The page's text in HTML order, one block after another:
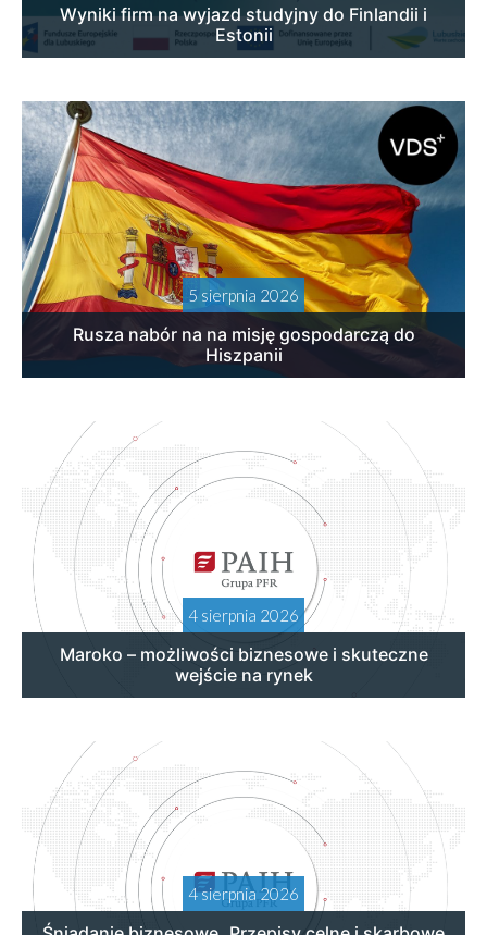
Wyniki firm na wyjazd studyjny do Finlandii i
Estonii
5 sierpnia 2026
Rusza nabór na na misję gospodarczą do
Hiszpanii
4 sierpnia 2026
Maroko – możliwości biznesowe i skuteczne
wejście na rynek
4 sierpnia 2026